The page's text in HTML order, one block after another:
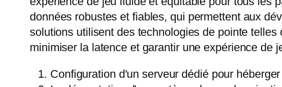
données robustes et fiables, qui permettent aux
solutions utilisent des technologies de pointe
minimiser la latence et garantir une expérience de
Configuration d'un serveur dédié pour